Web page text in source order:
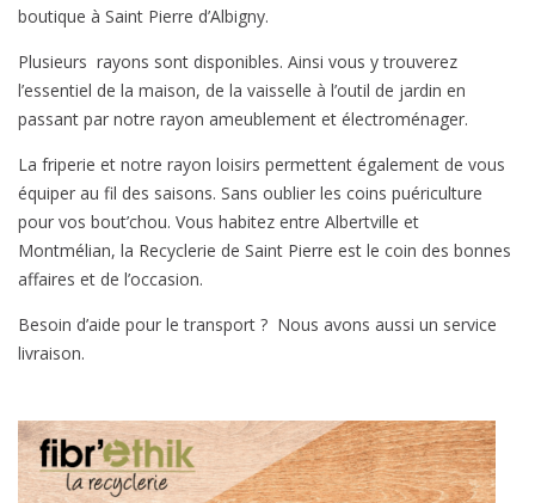
boutique à Saint Pierre d’Albigny.
Plusieurs rayons sont disponibles. Ainsi vous y trouverez
l’essentiel de la maison, de la vaisselle à l’outil de jardin en
passant par notre rayon ameublement et électroménager.
La friperie et notre rayon loisirs permettent également de vous
équiper au fil des saisons. Sans oublier les coins puériculture
pour vos bout’chou. Vous habitez entre Albertville et
Montmélian, la Recyclerie de Saint Pierre est le coin des bonnes
affaires et de l’occasion.
Besoin d’aide pour le transport ? Nous avons aussi un service
livraison.